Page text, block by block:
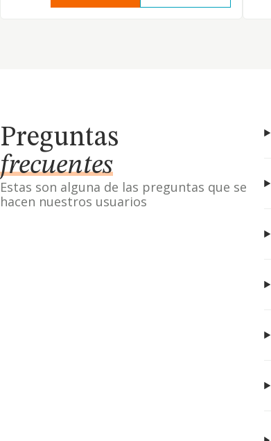
Preguntas
frecuentes
Estas son alguna de las preguntas que se
hacen nuestros usuarios